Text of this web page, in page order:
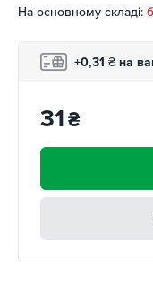
На основному складі:
+0,31 ₴ на
31₴